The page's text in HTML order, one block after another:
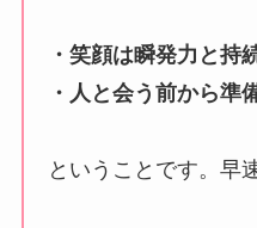
・笑顔は瞬発力と持
・人と会う前から準
ということです。早